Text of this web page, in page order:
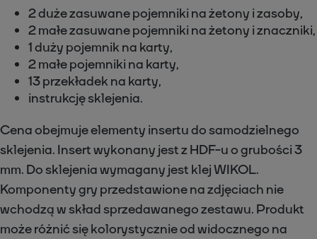
2 duże zasuwane pojemniki na żetony i zasoby,
2 małe zasuwane pojemniki na żetony i znaczniki,
1 duży pojemnik na karty,
2 małe pojemniki na karty,
13 przekładek na karty,
instrukcję sklejenia.
Cena obejmuje elementy insertu do samodzielnego
sklejenia. Insert wykonany jest z HDF-u o grubości 3
mm. Do sklejenia wymagany jest klej WIKOL.
Komponenty gry przedstawione na zdjęciach nie
wchodzą w skład sprzedawanego zestawu. Produkt
może różnić się kolorystycznie od widocznego na